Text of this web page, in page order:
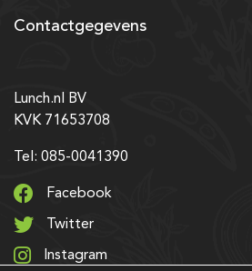
Contactgegevens
Lunch.nl BV
KVK 71653708
Tel: 085-0041390
Facebook
Twitter
Instagram